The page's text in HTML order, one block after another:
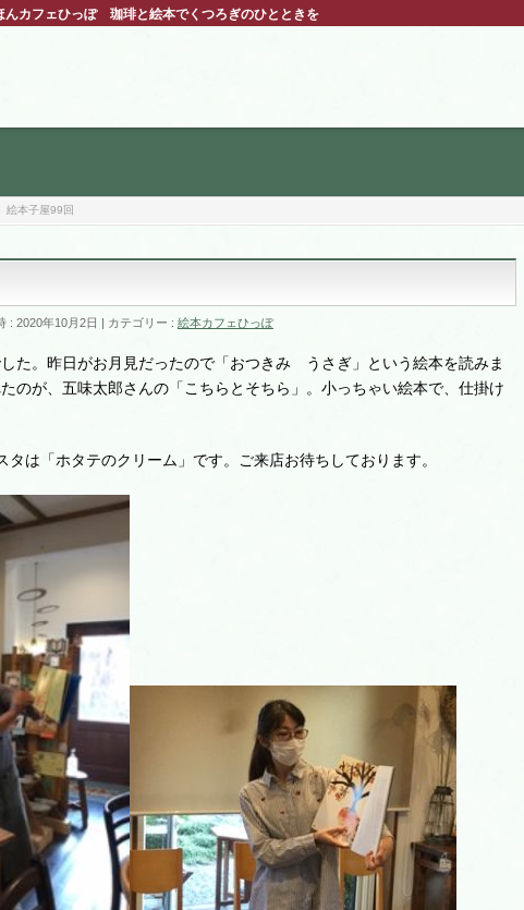
んカフェひっぽ 珈琲と絵本でくつろぎのひとときを
絵本子屋99回
: 2020年10月2日 カテゴリー : 絵本カフェひっぽ
た。昨日がお月見だったので「おつきみ うさぎ」という絵本を読みま
のが、五味太郎さんの「こちらとそちら」。小っちゃい絵本で、仕掛け
は「ホタテのクリーム」です。ご来店お待ちしております。